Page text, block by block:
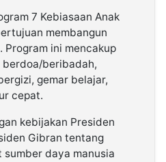
7 Kebiasaan Anak
membangun
Program ini mencakup
berdoa/beribadah,
gemar belajar,
cepat.
kebijakan Presiden
Gibran tentang
sumber daya manusia